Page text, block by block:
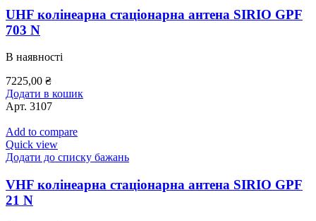
UHF колінеарна стаціонарна антена SIRIO GPF
703 N
В наявності
7225,00 ₴
Додати в кошик
Арт. 3107
Add to compare
Quick view
Додати до списку бажань
VHF колінеарна стаціонарна антена SIRIO GPF
21 N